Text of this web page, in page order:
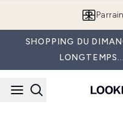
SHOPPING DU